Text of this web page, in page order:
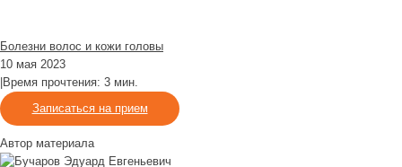
Болезни волос и кожи головы
10 мая 2023
Время прочтения: 3 мин.
Записаться на прием
Автор материала